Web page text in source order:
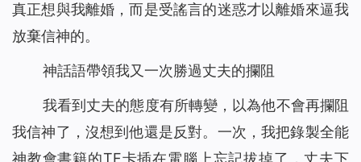
真正想與我離婚，而是受謠言的迷惑才以離婚來逼我
放棄信神的。
神話語帶領我又一次勝過丈夫的攔阻
我看到丈夫的態度有所轉變，以為他不會再攔阻
我信神了，沒想到他還是反對。一次，我把錄製全能
神教會書籍的TF卡插在電腦上忘記拔掉了，丈夫下